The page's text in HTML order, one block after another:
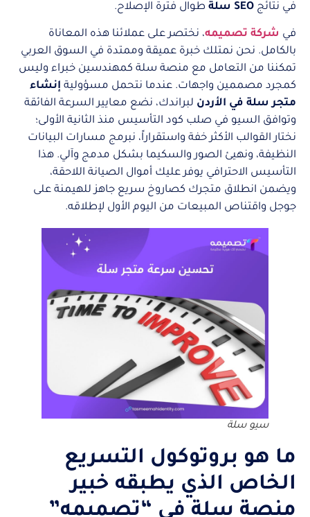
في نتائج SEO سلة طوال فترة الإصلاح.
في شركة تصميمه، نختصر على عملائنا هذه المعاناة
بالكامل. نحن نمتلك خبرة عميقة وممتدة في السوق العربي
تمكننا من التعامل مع منصة سلة كمهندسين خبراء وليس
كمجرد مصممين واجهات. عندما نتحمل مسؤولية إنشاء
متجر سلة في الأردن لبراندك، نضع معايير السرعة الفائقة
وتوافق السيو في صلب كود التأسيس منذ الثانية الأولى؛
نختار القوالب الأكثر خفة واستقراراً، نبرمج مسارات البيانات
النظيفة، ونهيئ الصور والسكيما بشكل مدمج وآلي. هذا
التأسيس الاحترافي يوفر عليك أموال الصيانة اللاحقة،
ويضمن انطلاق متجرك كصاروخ سريع جاهز للهيمنة على
جوجل واقتناص المبيعات من اليوم الأول لإطلاقه.
سيو سلة
ما هو بروتوكول التسريع
الخاص الذي يطبقه خبير
منصة سلة في “تصميمه”